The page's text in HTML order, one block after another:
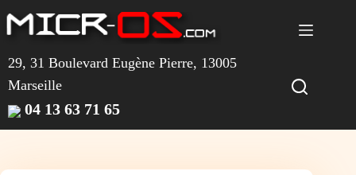
au
contenu
29, 31 Boulevard Eugène Pierre, 13005
Marseille
04 13 63 71 65